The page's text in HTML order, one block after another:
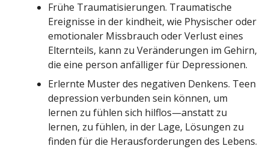
Frühe Traumatisierungen. Traumatische
Ereignisse in der kindheit, wie Physischer oder
emotionaler Missbrauch oder Verlust eines
Elternteils, kann zu Veränderungen im Gehirn,
die eine person anfälliger für Depressionen.
Erlernte Muster des negativen Denkens. Teen
depression verbunden sein können, um
lernen zu fühlen sich hilflos—anstatt zu
lernen, zu fühlen, in der Lage, Lösungen zu
finden für die Herausforderungen des Lebens.